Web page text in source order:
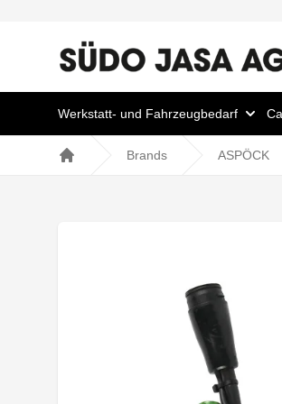
Werkstatt- und Fahrzeugbedarf
Brands ASPÖCK